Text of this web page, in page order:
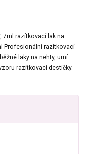
7ml razítkovací lak na
Profesionální razítkovací
laky na nehty, umí
razítkovací destičky.